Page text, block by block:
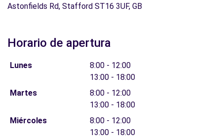
Astonfields Rd, Stafford ST16 3UF, GB
Horario de apertura
Lunes
8:00 - 12:00
13:00 - 18:00
Martes
8:00 - 12:00
13:00 - 18:00
Miércoles
8:00 - 12:00
13:00 - 18:00